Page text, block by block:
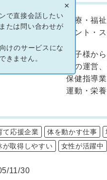
×
で直接会話したい
たは問い合わせが
けのサービスにな
きません。
業種
医療・福
メント・
事業内容
お子様か
ルの運営
保健指導
運動・栄
て応援企業 体を動かす仕事
が取得しやすい 女性が活躍中
11/30